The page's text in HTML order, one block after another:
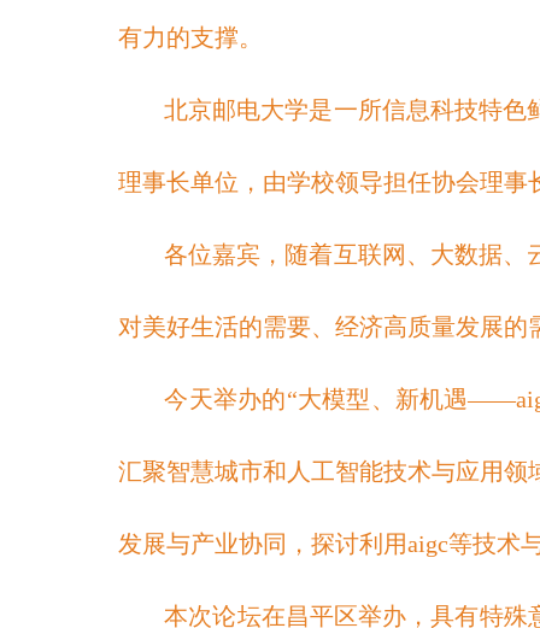
有力的支撑。
北京邮电大学是一所信息科技特色
理事长单位，由学校领导担任协会理事
各位嘉宾，随着互联网、大数据、
对美好生活的需要、经济高质量发展
今天举办的“大模型、新机遇
汇聚智慧城市和人工智能技术与应用
发展与产业协同，探讨利用aigc等技术
本次论坛在昌平区举办，具有特殊